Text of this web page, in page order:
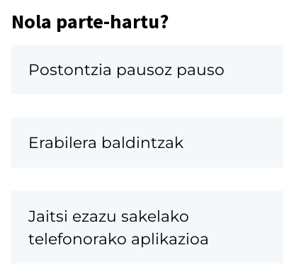
Nola parte-hartu?
Postontzia pausoz pauso
Erabilera baldintzak
Jaitsi ezazu sakelako
telefonorako aplikazioa